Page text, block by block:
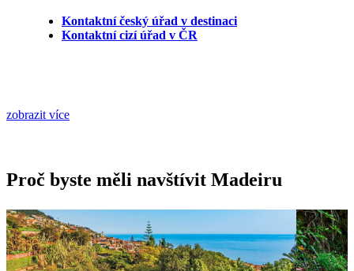
Kontaktní český úřad v destinaci
Kontaktní cizí úřad v ČR
zobrazit více
Proč byste měli navštívit Madeiru